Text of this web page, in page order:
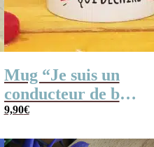
Mug “Je suis un
conducteur de bus
qui déchire”
9,90€